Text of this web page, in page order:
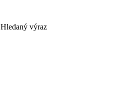
Hledaný výraz